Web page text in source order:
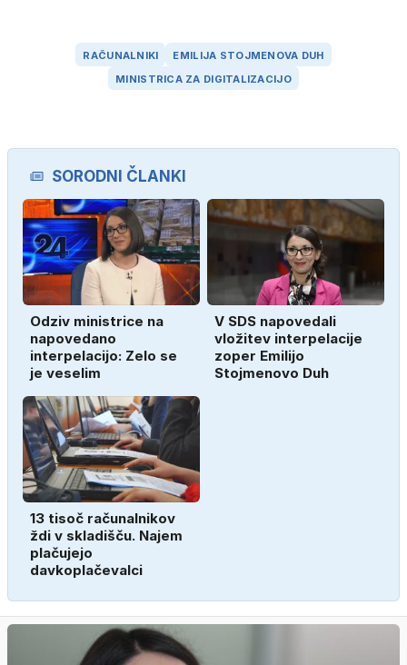
RAČUNALNIKI
EMILIJA STOJMENOVA DUH
MINISTRICA ZA DIGITALIZACIJO
SORODNI ČLANKI
Odziv ministrice na
napovedano
interpelacijo: Zelo se
je veselim
V SDS napovedali
vložitev interpelacije
zoper Emilijo
Stojmenovo Duh
13 tisoč računalnikov
ždi v skladišču. Najem
plačujejo
davkoplačevalci